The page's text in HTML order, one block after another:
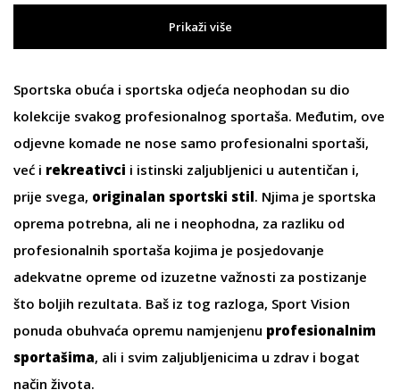
Prikaži više
Sportska obuća i sportska odjeća neophodan su dio
kolekcije svakog profesionalnog sportaša. Međutim, ove
odjevne komade ne nose samo profesionalni sportaši,
već i rekreativci i istinski zaljubljenici u autentičan i,
prije svega, originalan sportski stil. Njima je sportska
oprema potrebna, ali ne i neophodna, za razliku od
profesionalnih sportaša kojima je posjedovanje
adekvatne opreme od izuzetne važnosti za postizanje
što boljih rezultata. Baš iz tog razloga, Sport Vision
ponuda obuhvaća opremu namjenjenu profesionalnim
sportašima, ali i svim zaljubljenicima u zdrav i bogat
način života.